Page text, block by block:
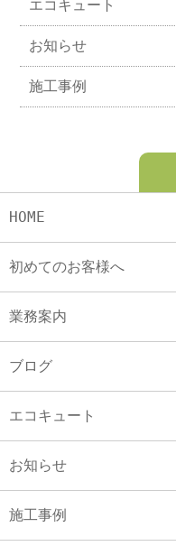
エコキュート
お知らせ
施工事例
HOME
初めてのお客様へ
業務案内
ブログ
エコキュート
お知らせ
施工事例